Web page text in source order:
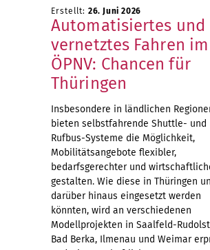
Erstellt: 26. Juni 2026
Automatisiertes und
vernetztes Fahren im
ÖPNV: Chancen für
Thüringen
Insbesondere in ländlichen
bieten selbstfahrende Shuttle- und
Rufbus-Systeme die Möglichkeit,
Mobilitätsangebote flexibler,
bedarfsgerechter und
gestalten. Wie diese in Thüringen
darüber hinaus eingesetzt werden
könnten, wird an verschiedenen
Modellprojekten in Saalfeld-
Bad Berka, Ilmenau und Weimar